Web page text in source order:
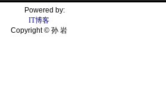
Powered by:
IT博客
Copyright © 孙 岩